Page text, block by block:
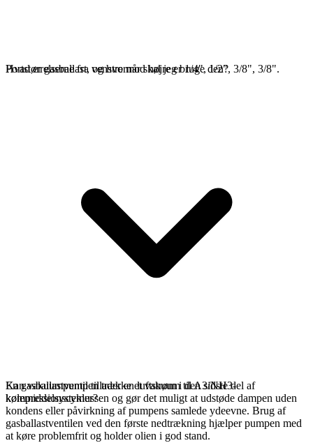
Portstørrelserne fra venstre mod højre er 1/4", 1/2", 3/8", 3/8".
Hvad er gasballast, og hvornår skal jeg bruge den?
En gasballastventil tillader en luftstrøm i den sidste del af
kompressionscyklussen og gør det muligt at udstøde dampen uden
kondens eller påvirkning af pumpens samlede ydeevne. Brug af
gasballastventilen ved den første nedtrækning hjælper pumpen med
at køre problemfrit og holder olien i god stand.
Kan vakuumpumpen trække et vakuum til A3/NH3-
kølemiddelsystemer?